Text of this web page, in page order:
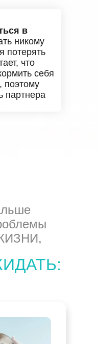
в
никому
потерять
что
себя
поэтому
партнера